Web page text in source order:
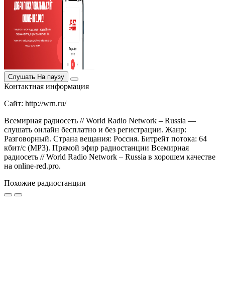
Слушать На паузу
Контактная информация
Сайт: http://wrn.ru/
Всемирная радиосеть // World Radio Network – Russia —
слушать онлайн бесплатно и без регистрации. Жанр:
Разговорный. Страна вещания: Россия. Битрейт потока: 64
кбит/с (MP3). Прямой эфир радиостанции Всемирная
радиосеть // World Radio Network – Russia в хорошем качестве
на online-red.pro.
Похожие радиостанции